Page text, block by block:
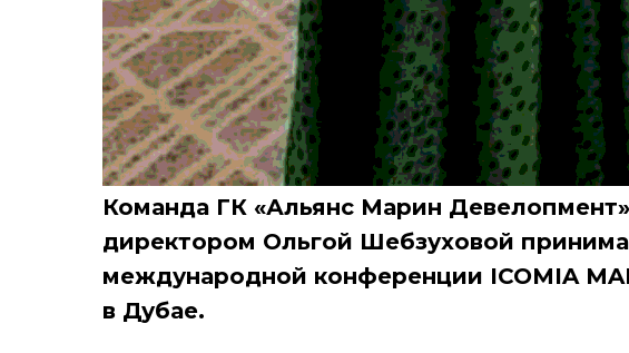
Команда ГК «Альянс Марин
директором Ольгой Шебзуховой
международной конференции ICOMIA
в Дубае.